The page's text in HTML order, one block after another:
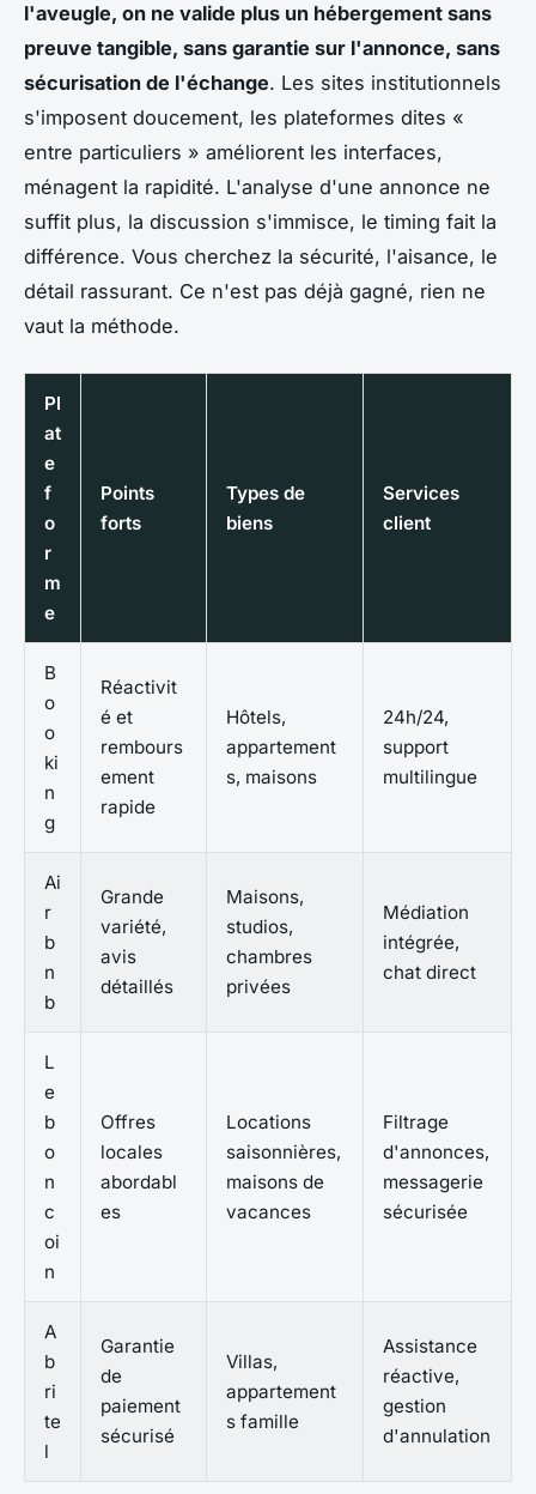
l'aveugle, on ne valide plus un hébergement sans
preuve tangible, sans garantie sur l'annonce, sans
sécurisation de l'échange. Les sites institutionnels
s'imposent doucement, les plateformes dites «
entre particuliers » améliorent les interfaces,
ménagent la rapidité. L'analyse d'une annonce ne
suffit plus, la discussion s'immisce, le timing fait la
différence. Vous cherchez la sécurité, l'aisance, le
détail rassurant. Ce n'est pas déjà gagné, rien ne
vaut la méthode.
Pl
at
e
f
o
r
m
e
Points
forts
Types de
biens
Services
client
B
o
o
ki
n
g
Réactivit
é et
rembours
ement
rapide
Hôtels,
appartement
s, maisons
24h/24,
support
multilingue
Ai
r
b
n
b
Grande
variété,
avis
détaillés
Maisons,
studios,
chambres
privées
Médiation
intégrée,
chat direct
L
e
b
o
n
c
oi
n
Offres
locales
abordabl
es
Locations
saisonnières,
maisons de
vacances
Filtrage
d'annonces,
messagerie
sécurisée
A
b
ri
te
l
Garantie
de
paiement
sécurisé
Villas,
appartement
s famille
Assistance
réactive,
gestion
d'annulation